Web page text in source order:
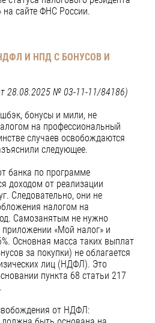
на сайте ФНС России.
И НПД С БОНУСОВ И
28.08.2025 № 03-11-11/84186)
бонусы и мили, не
на профессиональный
случаев освобождаются
следующее.
банка по программе
доходом от реализации
Следовательно, они не
налогом на
Самозанятым не нужно
приложении «Мой налог» и
Основная масса таких выплат
за покупки) не облагается
лиц (НДФЛ). Это
пункта 68 статьи 217
от НДФЛ: